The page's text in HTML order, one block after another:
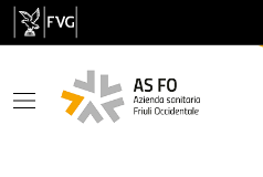
Salta al contenuto principale